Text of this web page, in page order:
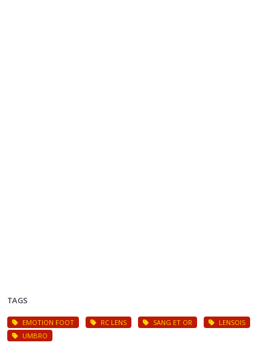
TAGS
EMOTION FOOT RC LENS SANG ET OR
LENSOIS
UMBRO